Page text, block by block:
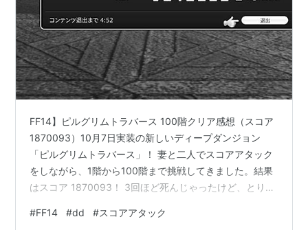
FF14】ピルグリムトラバース 100階クリア感想（スコア
1870093）10月7日実装の新しいディープダンジョン
「ピルグリムトラバース」！ 妻と二人でスコアアタック
をしながら、1階から100階まで挑戦してきました。結果
はスコア 1870093！ 3回ほど死んじゃったけど、とりあ
Score!」が地味にうれしい笑）⸻■ 総評：今回のDD
#FF14 #dd #スコアアタック